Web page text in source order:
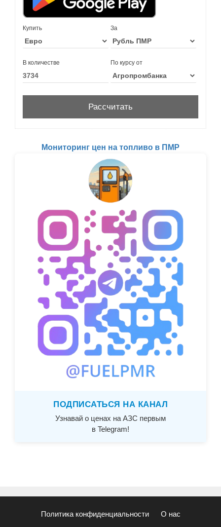
Купить За
В количестве По курсу от
Мониторинг цен на топливо в ПМР
ПОДПИСАТЬСЯ НА КАНАЛ
Узнавай о ценах на АЗС первым
в Telegram!
Политика конфиденциальности О нас